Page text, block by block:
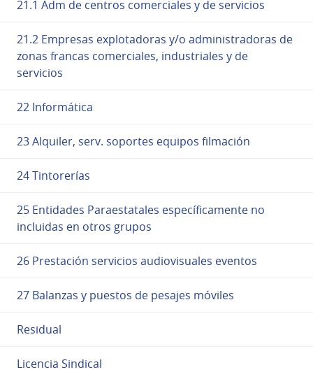
21.1 Adm de centros comerciales y de servicios
21.2 Empresas explotadoras y/o administradoras de
zonas francas comerciales, industriales y de
servicios
22 Informática
23 Alquiler, serv. soportes equipos filmación
24 Tintorerías
25 Entidades Paraestatales específicamente no
incluidas en otros grupos
26 Prestación servicios audiovisuales eventos
27 Balanzas y puestos de pesajes móviles
Residual
Licencia Sindical